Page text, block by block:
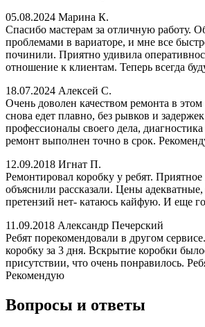
05.08.2024 Марина К.
Спасибо мастерам за отличную работу.
проблемами в вариаторе, и мне все
починили. Приятно удивила
отношение к клиентам. Теперь всегда
18.07.2024 Алексей С.
Очень доволен качеством ремонта в
снова едет плавно, без рывков и
профессионалы своего дела,
ремонт выполнен точно в срок.
12.09.2018 Игнат П.
Ремонтировал коробку у ребят.
объяснили рассказали. Цены адекватные,
претензий нет- катаюсь кайфую. И еще
11.09.2018 Александр Печерский
Ребят порекомендовали в другом
коробку за 3 дня. Вскрытие коробки
присутствии, что очень понравилось.
Рекомендую
Вопросы и ответы